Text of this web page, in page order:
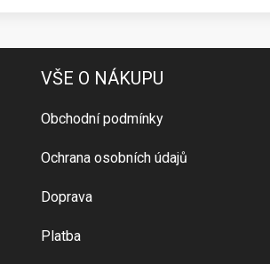
VŠE O NÁKUPU
Obchodní podmínky
Ochrana osobních údajů
Doprava
Platba